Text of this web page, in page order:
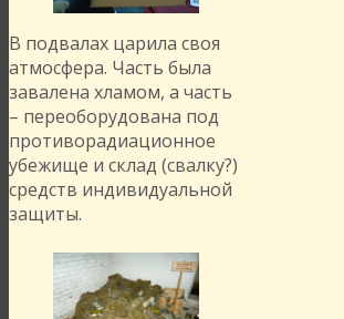
В подвалах царила своя
атмосфера. Часть была
завалена хламом, а часть
– переоборудована под
противорадиационное
убежище и склад (свалку?)
средств индивидуальной
защиты.